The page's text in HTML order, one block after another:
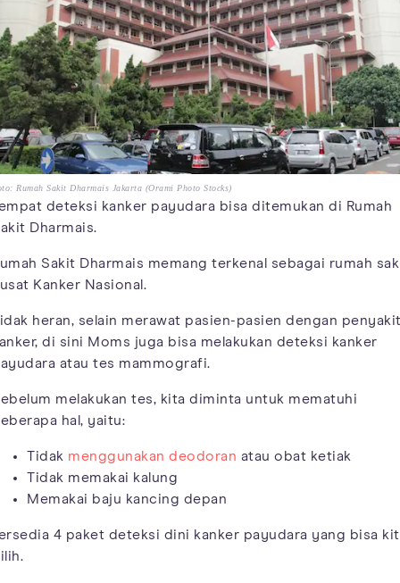
Rumah Sakit Dharmais Jakarta (Orami Photo Stocks)
deteksi kanker payudara bisa ditemukan di Rumah
Dharmais.
Sakit Dharmais memang terkenal sebagai rumah
Kanker Nasional.
heran, selain merawat pasien-pasien dengan
di sini Moms juga bisa melakukan deteksi kanker
atau tes mammografi.
melakukan tes, kita diminta untuk mematuhi
hal, yaitu:
Tidak menggunakan deodoran atau obat ketiak
Tidak memakai kalung
Memakai baju kancing depan
4 paket deteksi dini kanker payudara yang bisa